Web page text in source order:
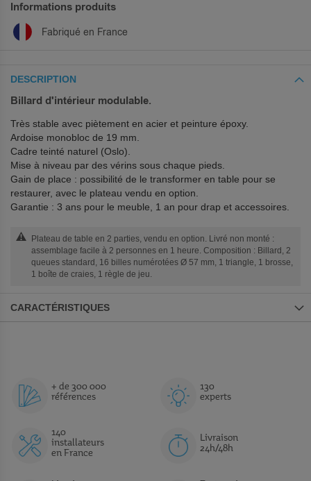
Informations produits
Fabriqué en France
DESCRIPTION
Billard d'intérieur modulable.
Très stable avec piètement en acier et peinture époxy.
Ardoise monobloc de 19 mm.
Cadre teinté naturel (Oslo).
Mise à niveau par des vérins sous chaque pieds.
Gain de place : possibilité de le transformer en table pour se
restaurer, avec le plateau vendu en option.
Garantie : 3 ans pour le meuble, 1 an pour drap et accessoires.
Plateau de table en 2 parties, vendu en option. Livré non monté :
assemblage facile à 2 personnes en 1 heure. Composition : Billard, 2
queues standard, 16 billes numérotées Ø 57 mm, 1 triangle, 1 brosse,
1 boîte de craies, 1 règle de jeu.
CARACTÉRISTIQUES
+ de 300 000
références
130
experts
140
installateurs
en France
Livraison
24h/48h